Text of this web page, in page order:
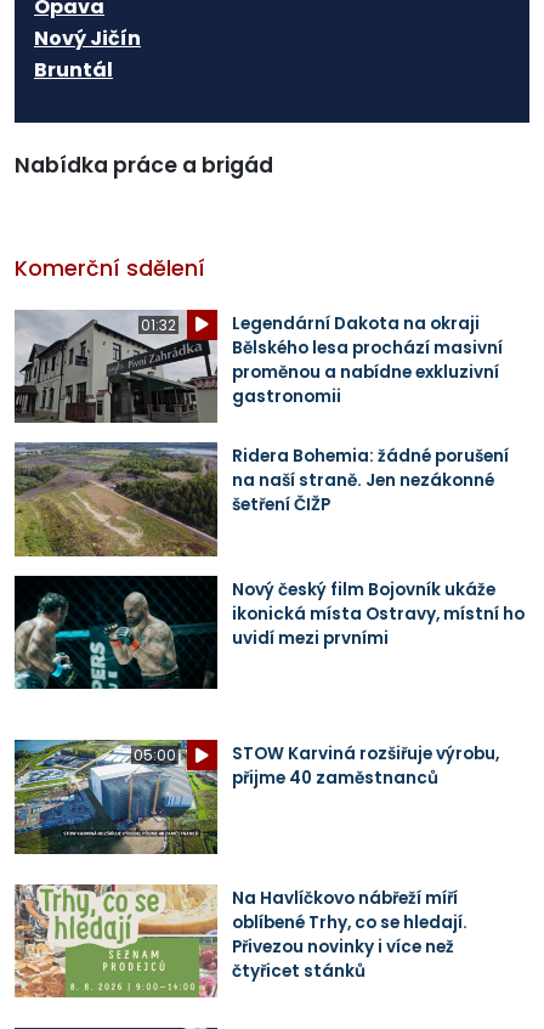
Opava
Nový Jičín
Bruntál
Nabídka práce a brigád
Komerční sdělení
01:32
Legendární Dakota na okraji
Bělského lesa prochází masivní
proměnou a nabídne exkluzivní
gastronomii
Ridera Bohemia: žádné porušení
na naší straně. Jen nezákonné
šetření ČIŽP
Nový český film Bojovník ukáže
ikonická místa Ostravy, místní ho
uvidí mezi prvními
05:00
STOW Karviná rozšiřuje výrobu,
přijme 40 zaměstnanců
Na Havlíčkovo nábřeží míří
oblíbené Trhy, co se hledají.
Přivezou novinky i více než
čtyřicet stánků